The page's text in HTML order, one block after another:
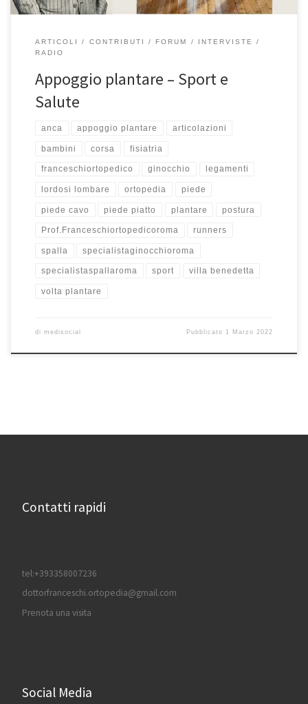
ARTICOLI CONTRIBUTI FORUM
INTERVISTE
RADIO
Appoggio plantare – Sport e
Salute
anca appoggio plantare articolazioni
bambini corsa fisiatria
franceschiortopedico ginocchio legamenti
lordosi lombare ortopedia piede
piede cavo piede piatto plantare postura
Prof.Franceschiortopedicoroma runners
spalla specialistaginocchioroma
specialistaspallaroma sport villa benedetta
volta plantare
di medisocial Pubblicato 1 Marzo 2022
Contatti rapidi
tel:+393358007236
dottorfranceschi.ortopedia@gmail.com
Prenota una visita
Social Media